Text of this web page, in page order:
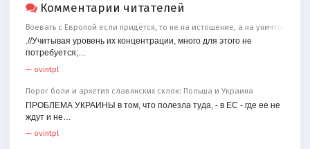
Комментарии читателей
Воевать с Европой если придётся, то не на истощение, а на уничтожение
.//Учитывая уровень их концентрации, много для этого не
потребуется;…
— ovintpl
Порог боли и архетип славянских склок: Польша и Украина
ПРОБЛЕМА УКРАИНЫ в том, что полезла туда, - в ЕС - где ее не
ждут и не…
— ovintpl